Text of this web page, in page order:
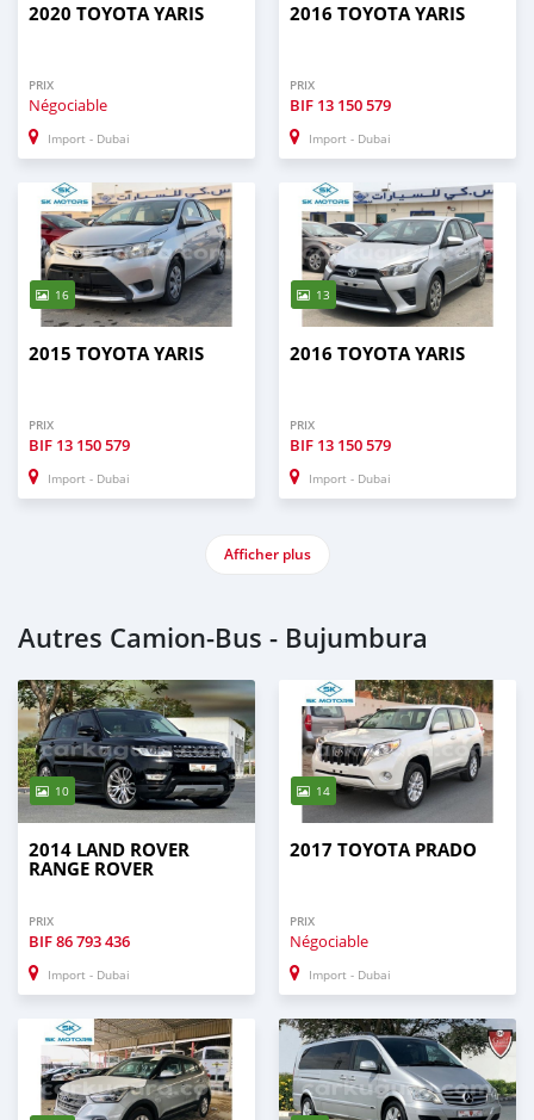
2020 TOYOTA YARIS
PRIX
Négociable
Import - Dubai
2016 TOYOTA YARIS
PRIX
BIF 13 150 579
Import - Dubai
16
2015 TOYOTA YARIS
PRIX
BIF 13 150 579
Import - Dubai
13
2016 TOYOTA YARIS
PRIX
BIF 13 150 579
Import - Dubai
Afficher plus
Autres Camion‒Bus - Bujumbura
10
2014 LAND ROVER
RANGE ROVER
PRIX
BIF86 793 436
Import - Dubai
14
2017 TOYOTA PRADO
PRIX
Négociable
Import - Dubai